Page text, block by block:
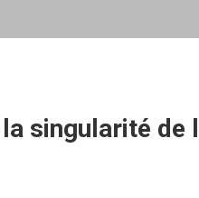
singularité